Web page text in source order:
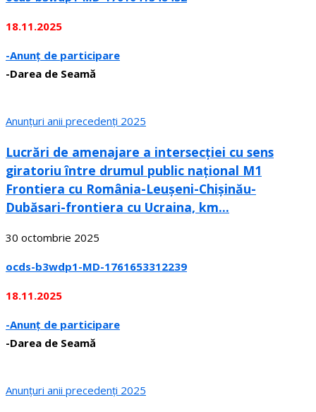
18.11.2025
-Anunț de participare
-Darea de Seamă
Anunțuri anii precedenți 2025
Lucrări de amenajare a intersecției cu sens
giratoriu între drumul public național M1
Frontiera cu România-Leușeni-Chișinău-
Dubăsari-frontiera cu Ucraina, km...
30 octombrie 2025
ocds-b3wdp1-MD-1761653312239
18.11.2025
-Anunț de participare
-Darea de Seamă
Anunțuri anii precedenți 2025